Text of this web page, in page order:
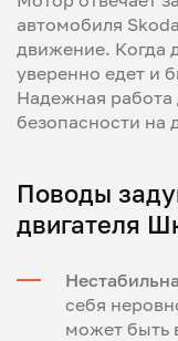
автомобиля
движение. Когда
уверенно едет и
Надежная
безопасности на
Поводы
двигателя
себя
может быть